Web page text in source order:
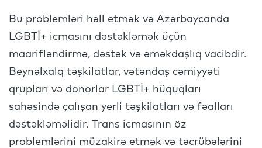
Bu problemləri həll etmək və Azərbaycanda
LGBTİ+ icmasını dəstəkləmək üçün
maarifləndirmə, dəstək və əməkdaşlıq vacibdir.
Beynəlxalq təşkilatlar, vətəndaş cəmiyyəti
qrupları və donorlar LGBTİ+ hüquqları
sahəsində çalışan yerli təşkilatları və fəalları
dəstəkləməlidir. Trans icmasının öz
problemlərini müzakirə etmək və təcrübələrini